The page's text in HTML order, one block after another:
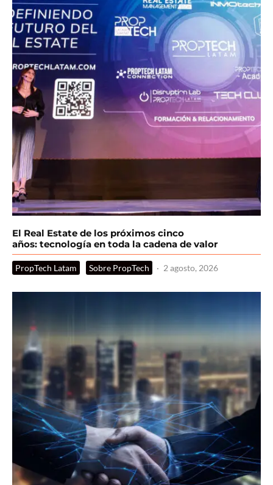
El Real Estate de los próximos cinco
años: tecnología en toda la cadena de valor
PropTech Latam Sobre PropTech · 2 agosto, 2026